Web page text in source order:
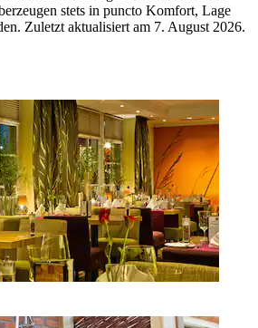
stets in puncto Komfort, Lage
Zuletzt aktualisiert am 7. August 2026.